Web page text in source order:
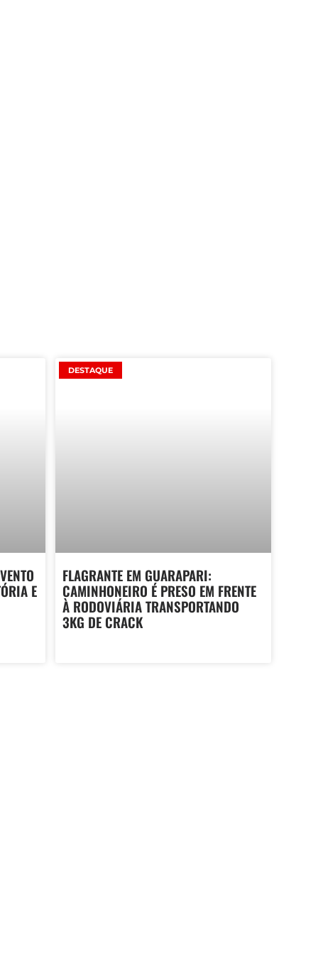
E
DESTAQUE
FLAGRANTE EM GUARAPARI:
CAMINHONEIRO É PRESO EM FRENTE
À RODOVIÁRIA TRANSPORTANDO
3KG DE CRACK